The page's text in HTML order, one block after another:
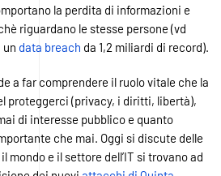
la perdita di informazioni e
riguardano le stesse persone (vd
un data breach da 1,2 miliardi di record).
a far comprendere il ruolo vitale che la
proteggerci (privacy, i diritti, libertà),
di interesse pubblico e quanto
che mai. Oggi si discute delle
mondo e il settore dell’IT si trovano ad